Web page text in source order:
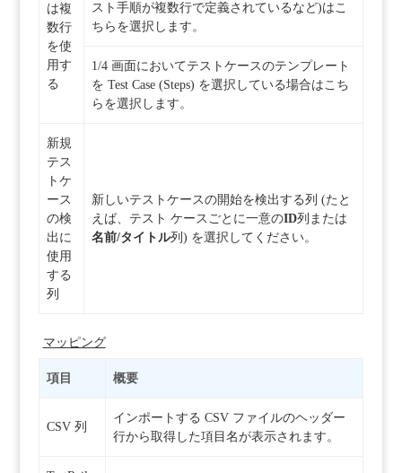
は複
数行
を使
用す
る
スト手順が複数行で定義されているなど)はこ
ちらを選択します。
1/4 画面においてテストケースのテンプレート
を Test Case (Steps) を選択している場合はこち
らを選択します。
新規
テス
トケ
ース
の検
出に
使用
する
列
新しいテストケースの開始を検出する列 (たと
えば、テスト ケースごとに一意のID列または
名前/タイトル列) を選択してください。
マッピング
項目 概要
CSV 列
インポートする CSV ファイルのヘッダー
行から取得した項目名が表示されます。